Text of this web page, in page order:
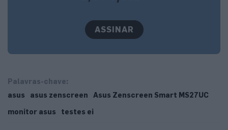
ASSINAR
Palavras-chave:
asus
asus zenscreen
Asus Zenscreen Smart MS27UC
monitor asus
testes ei